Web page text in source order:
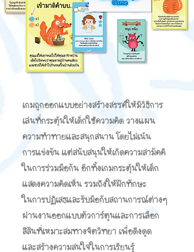
เกมถูกออกแบบอย่างสร้างสรรค์ให้มีวิธีการ
เล่นที่กระตุ้นให้เด็กใช้ความคิด วางแผน
ความท้าทายและสนุกสนาน โดยไม่เน้น
การแข่งขัน แต่สนับสนุนให้เกิดความสามัคคี
ในการร่วมมือกัน อีกทั้งเกมกระตุ้นให้เด็ก
แสดงความคิดเห็น รวมถึงให้ฝึกทักษะ
ในการปฏิเสธและรับมือกับสถานการณ์ต่างๆ
ผ่านงานออกแบบตัวการ์ตูนและการเลือก
สีสันที่เหมาะสมทางจิตวิทยา เพื่อดึงดูด
และสร้างความสนใจในการเรียนรู้